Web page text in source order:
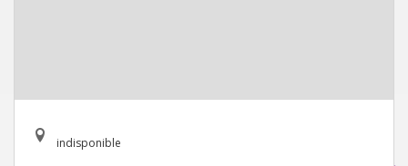
indisponible